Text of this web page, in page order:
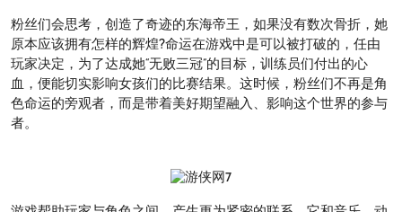
粉丝们会思考，创造了奇迹的东海帝王，如果没有数次骨折，她
原本应该拥有怎样的辉煌?命运在游戏中是可以被打破的，任由
玩家决定，为了达成她“无败三冠”的目标，训练员们付出的心
血，便能切实影响女孩们的比赛结果。这时候，粉丝们不再是角
色命运的旁观者，而是带着美好期望融入、影响这个世界的参与
者。